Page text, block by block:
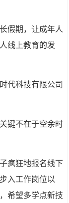
假期，让成年人
线上教育的发
代科技有限公司
键不在于空余时
疯狂地报名线下
入工作岗位以
希望多学点新技